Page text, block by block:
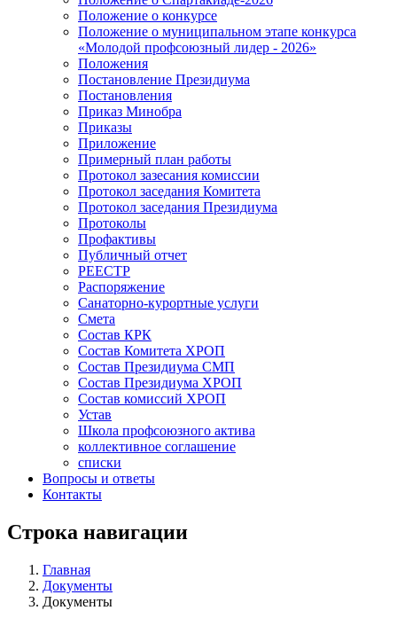
Положение о конкурсе
Положение о муниципальном этапе конкурса
«Молодой профсоюзный лидер - 2026»
Положения
Постановление Президиума
Постановления
Приказ Минобра
Приказы
Приложение
Примерный план работы
Протокол зазесания комиссии
Протокол заседания Комитета
Протокол заседания Президиума
Протоколы
Профактивы
Публичный отчет
РЕЕСТР
Распоряжение
Санаторно-курортные услуги
Смета
Состав КРК
Состав Комитета ХРОП
Состав Президиума СМП
Состав Президиума ХРОП
Состав комиссий ХРОП
Устав
Школа профсоюзного актива
коллективное соглашение
списки
Вопросы и ответы
Контакты
Строка навигации
Главная
Документы
Документы